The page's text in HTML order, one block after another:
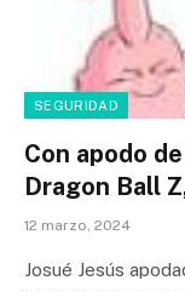
SEGURIDAD
Con apodo
Dragon Ball
12 marzo, 2024
Josué Jesús